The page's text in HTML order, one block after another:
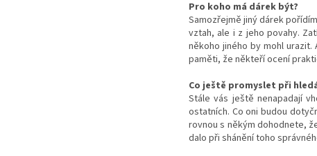
Pro koho má dárek být?
Samozřejmě jiný dárek
vztah, ale i z jeho povahy.
někoho jiného by mohl
paměti, že někteří ocení
Co ještě promyslet při
Stále vás ještě nenapadají
ostatních. Co oni budou
rovnou s někým dohodnete,
dalo při shánění toho